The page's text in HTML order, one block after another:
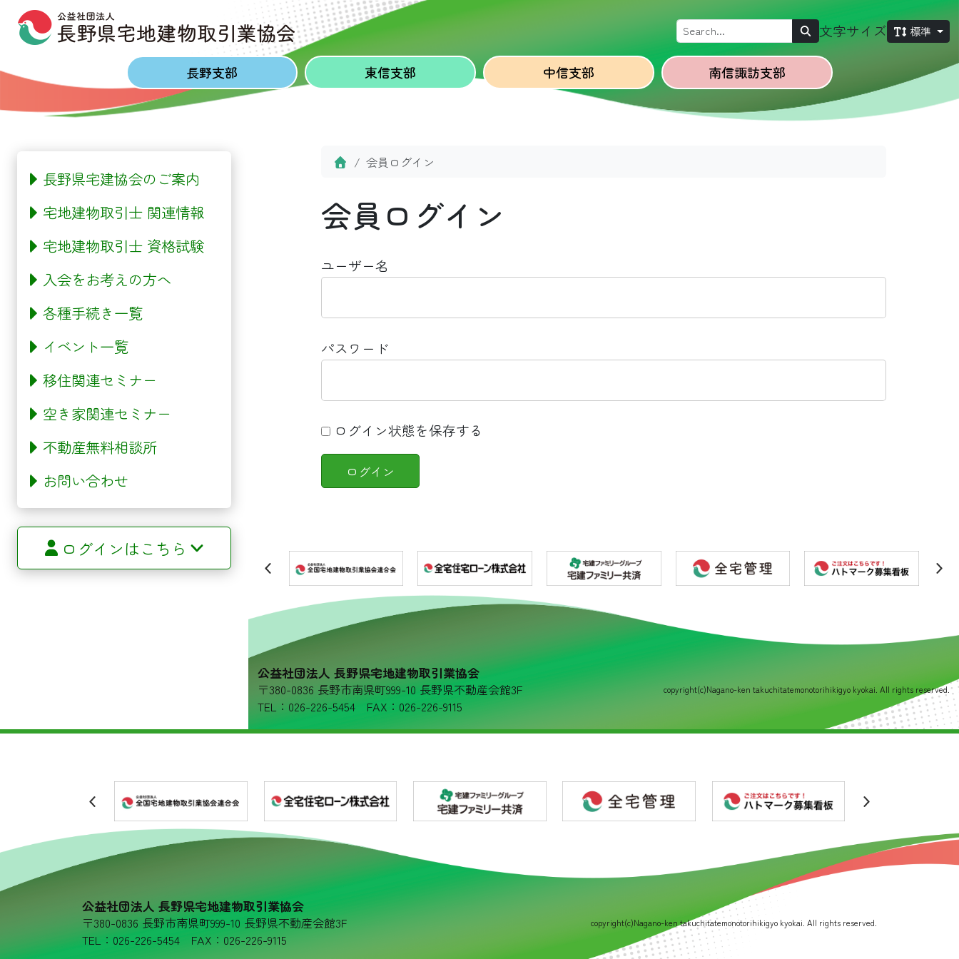
Skip to content
Skip to footer
長野支部 東信支部 中信支部 南信諏訪支部
Search 文字サイズ 標準
Home会員ログイン
会員ログイン
ユーザー名
パスワード
ログイン状態を保存する
公益社団法人 長野県宅地建物取引業協会
〒380-0836 長野市南県町999-10 長野県不動産会館3F
TEL：026-226-5454 FAX：026-226-9115
copyright(c)Nagano-ken takuchitatemonotorihikigyo kyokai. All rights reserved.
長野県宅建協会のご案内
宅地建物取引士 関連情報
宅地建物取引士 資格試験
入会をお考えの方へ
各種手続き一覧
イベント一覧
移住関連セミナー
空き家関連セミナー
不動産無料相談所
お問い合わせ
ログインはこちら
公益社団法人 長野県宅地建物取引業協会
〒380-0836 長野市南県町999-10 長野県不動産会館3F
TEL：026-226-5454 FAX：026-226-9115
copyright(c)Nagano-ken takuchitatemonotorihikigyo kyokai. All rights reserved.